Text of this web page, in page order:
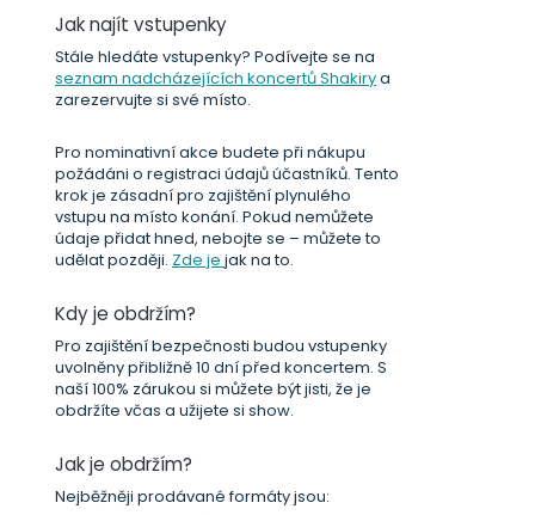
Jak najít vstupenky
Stále hledáte vstupenky? Podívejte se na
seznam nadcházejících koncertů Shakirya
zarezervujte si své místo.
Pro nominativní akce budete při nákupu
požádáni o registraci údajů účastníků. Tento
krok je zásadní pro zajištění plynulého
vstupu na místo konání. Pokud nemůžete
údaje přidat hned, nebojte se – můžete to
udělat později. Zde je jak na to.
Kdy je obdržím?
Pro zajištění bezpečnosti budou vstupenky
uvolněny přibližně 10 dní před koncertem. S
naší 100% zárukou si můžete být jisti, že je
obdržíte včas a užijete si show.
Jak je obdržím?
Nejběžněji prodávané formáty jsou: